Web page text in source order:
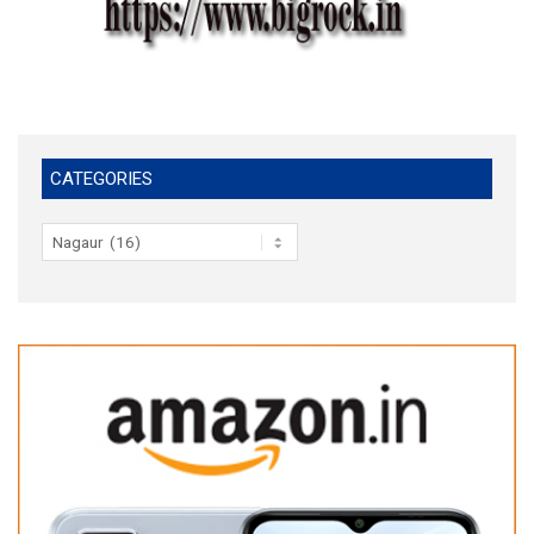
CATEGORIES
Categories